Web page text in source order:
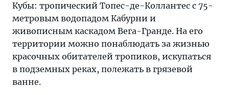
Кубы: тропический Топес-де-Коллантес с 75-
метровым водопадом Кабурни и
живописным каскадом Вега-Гранде. На его
территории можно понаблюдать за жизнью
красочных обитателей тропиков, искупаться
в подземных реках, полежать в грязевой
ванне.